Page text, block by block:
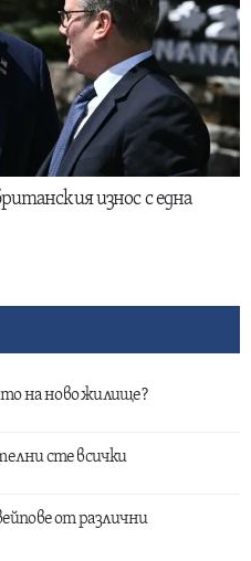
износ с една
на ново жилище?
сте всички
от различни